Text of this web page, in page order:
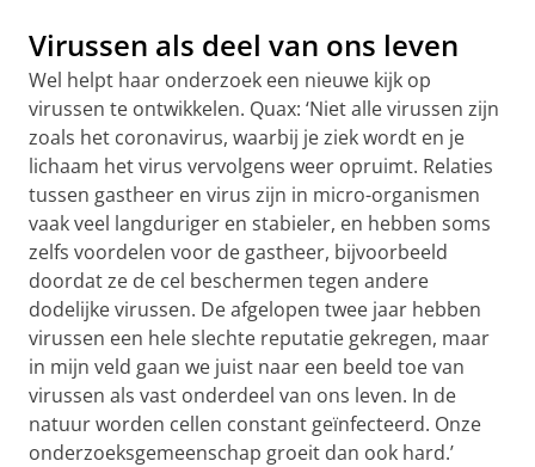
Virussen als deel van ons leven
Wel helpt haar onderzoek een nieuwe kijk op
virussen te ontwikkelen. Quax: ‘Niet alle virussen zijn
zoals het coronavirus, waarbij je ziek wordt en je
lichaam het virus vervolgens weer opruimt. Relaties
tussen gastheer en virus zijn in micro-organismen
vaak veel langduriger en stabieler, en hebben soms
zelfs voordelen voor de gastheer, bijvoorbeeld
doordat ze de cel beschermen tegen andere
dodelijke virussen. De afgelopen twee jaar hebben
virussen een hele slechte reputatie gekregen, maar
in mijn veld gaan we juist naar een beeld toe van
virussen als vast onderdeel van ons leven. In de
natuur worden cellen constant geïnfecteerd. Onze
onderzoeksgemeenschap groeit dan ook hard.’